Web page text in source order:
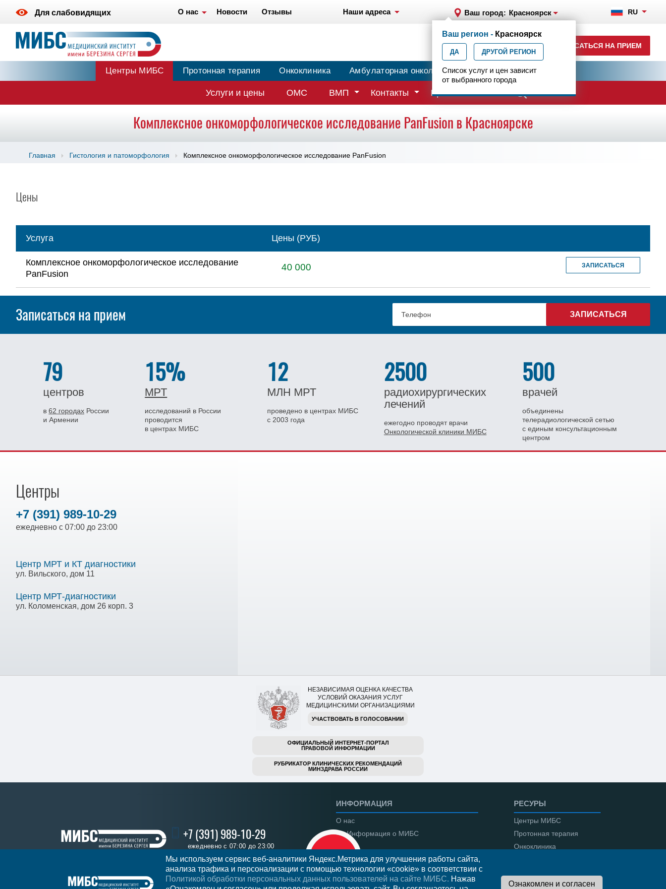
Для слабовидящих О нас Новости Отзывы Наши адреса Ваш город: Красноярск RU
+7 (391) 989-10-29
ежедневно с 07:00 до 23:00
ЗАПИСАТЬСЯ НА ПРИЕМ
Ваш регион - Красноярск
ДА ДРУГОЙ РЕГИОН
Список услуг и цен зависит
от выбранного города
Центры МИБС Протонная терапия Онкоклиника Амбулаторная онкология Центр эпилептологии
Услуги и цены ОМС ВМП Контакты Врачи
Комплексное онкоморфологическое исследование PanFusion в Красноярске
Главная Гистология и патоморфология Комплексное онкоморфологическое исследование PanFusion
Цены
Услуга Цены (РУБ)
Комплексное онкоморфологическое исследование
PanFusion
40 000 ЗАПИСАТЬСЯ
Записаться на прием
79
центров
в 62 городах России
и Армении
15%
МРТ
исследований в России
проводится
в центрах МИБС
12
МЛН МРТ
проведено в центрах МИБС
с 2003 года
2500
радиохирургических
лечений
ежегодно проводят врачи
Онкологической клиники МИБС
500
врачей
объединены
телерадиологической сетью
с единым консультационным
центром
Центры
+7 (391) 989-10-29
ежедневно с 07:00 до 23:00
Центр МРТ и КТ диагностики
ул. Вильского, дом 11
Центр МРТ-диагностики
ул. Коломенская, дом 26 корп. 3
НЕЗАВИСИМАЯ ОЦЕНКА КАЧЕСТВА
УСЛОВИЙ ОКАЗАНИЯ УСЛУГ
МЕДИЦИНСКИМИ ОРГАНИЗАЦИЯМИ
УЧАСТВОВАТЬ В ГОЛОСОВАНИИ
ОФИЦИАЛЬНЫЙ ИНТЕРНЕТ-ПОРТАЛ
ПРАВОВОЙ ИНФОРМАЦИИ
РУБРИКАТОР КЛИНИЧЕСКИХ РЕКОМЕНДАЦИЙ
МИНЗДРАВА РОССИИ
+7 (391) 989-10-29
ежедневно с 07:00 до 23:00
ИНФОРМАЦИЯ
О нас
Информация о МИБС
Региональные центры
Вакансии
Документы
РЕСУРЫ
Центры МИБС
Протонная терапия
Онкоклиника
Мы используем сервис веб-аналитики Яндекс.Метрика для улучшения работы сайта,
анализа трафика и персонализации с помощью технологии «cookie» в соответствии с
Политикой обработки персональных данных пользователей на сайте МИБС. Нажав